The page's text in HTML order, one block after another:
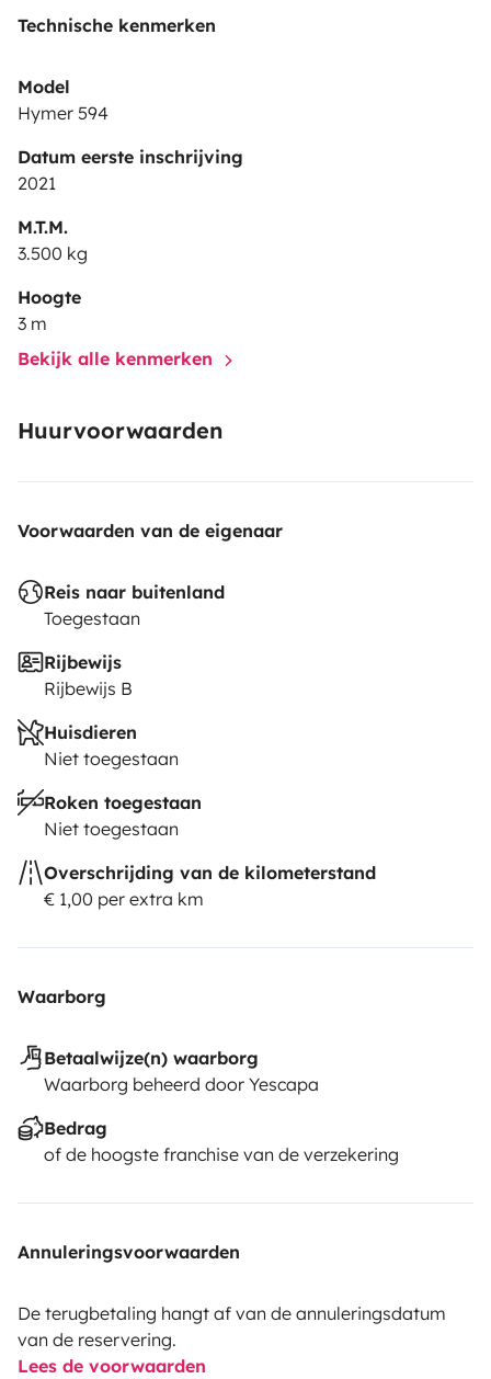
Technische kenmerken
Model
Hymer 594
Datum eerste inschrijving
2021
M.T.M.
3.500 kg
Hoogte
3 m
Bekijk alle kenmerken
Huurvoorwaarden
Voorwaarden van de eigenaar
Reis naar buitenland
Toegestaan
Rijbewijs
Rijbewijs B
Huisdieren
Niet toegestaan
Roken toegestaan
Niet toegestaan
Overschrijding van de kilometerstand
€ 1,00 per extra km
Waarborg
Betaalwijze(n) waarborg
Waarborg beheerd door Yescapa
Bedrag
of de hoogste franchise van de verzekering
Annuleringsvoorwaarden
De terugbetaling hangt af van de annuleringsdatum
van de reservering.
Lees de voorwaarden